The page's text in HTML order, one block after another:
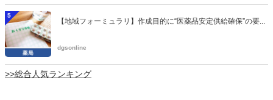
5
【地域フォーミュラリ】作成目的に“医薬品安定供給確保”の要...
dgsonline
>>総合人気ランキング